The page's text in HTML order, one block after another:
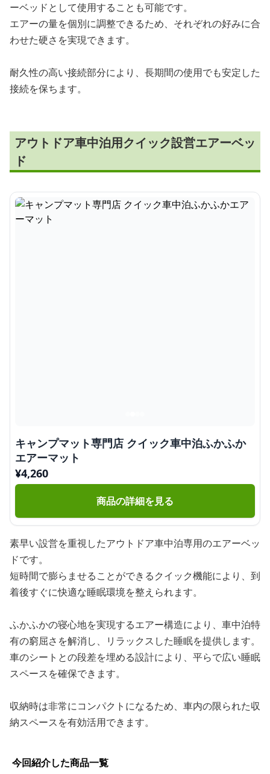
ーベッドとして使用することも可能です。
エアーの量を個別に調整できるため、それぞれの好みに合
わせた硬さを実現できます。
耐久性の高い接続部分により、長期間の使用でも安定した
接続を保ちます。
アウトドア車中泊用クイック設営エアーベッ
ド
キャンプマット専門店 クイック車中泊ふかふか
エアーマット
¥4,260
商品の詳細を見る
素早い設営を重視したアウトドア車中泊専用のエアーベッ
ドです。
短時間で膨らませることができるクイック機能により、到
着後すぐに快適な睡眠環境を整えられます。
ふかふかの寝心地を実現するエアー構造により、車中泊特
有の窮屈さを解消し、リラックスした睡眠を提供します。
車のシートとの段差を埋める設計により、平らで広い睡眠
スペースを確保できます。
収納時は非常にコンパクトになるため、車内の限られた収
納スペースを有効活用できます。
今回紹介した商品一覧